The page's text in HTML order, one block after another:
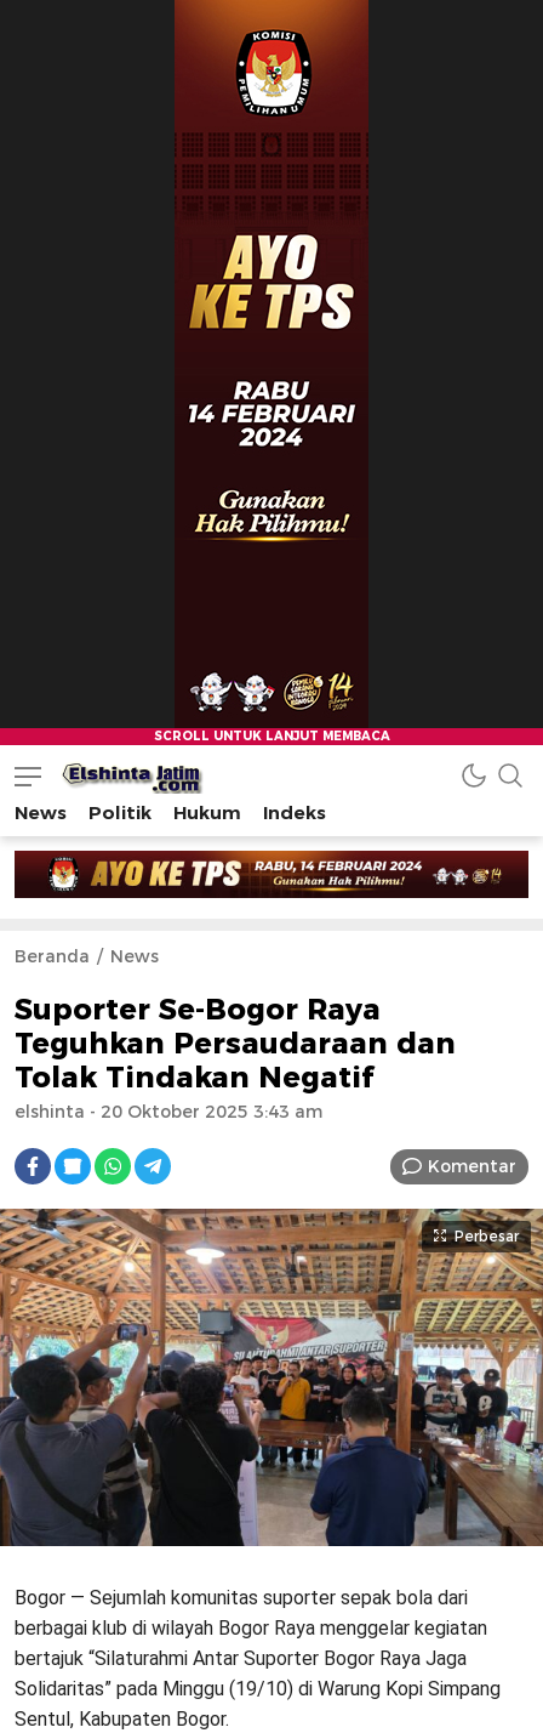
News Politik Hukum Indeks
Beranda News
Suporter Se-Bogor Raya
Teguhkan Persaudaraan dan
Tolak Tindakan Negatif
elshinta - 20 Oktober 2025 3:43 am
Komentar
Perbesar
Bogor — Sejumlah komunitas suporter sepak bola dari
berbagai klub di wilayah Bogor Raya menggelar kegiatan
bertajuk “Silaturahmi Antar Suporter Bogor Raya Jaga
Solidaritas” pada Minggu (19/10) di Warung Kopi Simpang
Sentul, Kabupaten Bogor.